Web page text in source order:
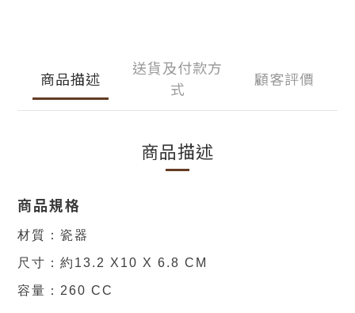
商品描述
送貨及付款方
式
顧客評價
商品描述
商品規格
材質：瓷器
尺寸： 約13.2 X10 X 6.8 CM
容量：260 CC